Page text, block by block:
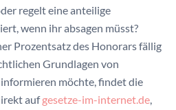
regelt eine anteilige
wenn ihr absagen müsst?
Prozentsatz des Honorars fällig
Grundlagen von
möchte, findet die
aufgesetze-im-internet.de,